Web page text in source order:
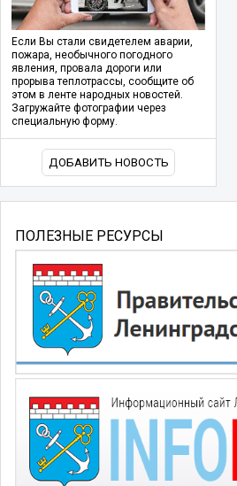
Если Вы стали свидетелем аварии,
пожара, необычного погодного
явления, провала дороги или
прорыва теплотрассы, сообщите об
этом в ленте народных новостей.
Загружайте фотографии через
специальную форму.
ДОБАВИТЬ НОВОСТЬ
ПОЛЕЗНЫЕ РЕСУРСЫ